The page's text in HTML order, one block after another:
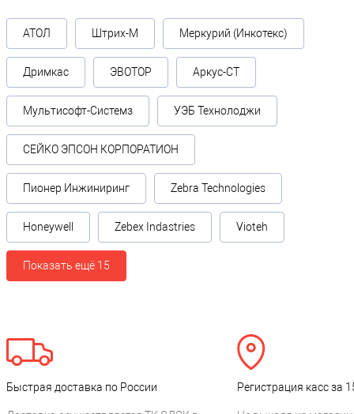
АТОЛ Штрих-М Меркурий (Инкотекс)
Дримкас ЭВОТОР Аркус-СТ
Мультисофт-Системз УЭБ Технолоджи
СЕЙКО ЭПСОН КОРПОРАТИОН
Пионер Инжиниринг Zebra Technologies
Honeywell Zebex Indastries Vioteh
Показать ещё 15
Быстрая доставка по России Регистрация касс за